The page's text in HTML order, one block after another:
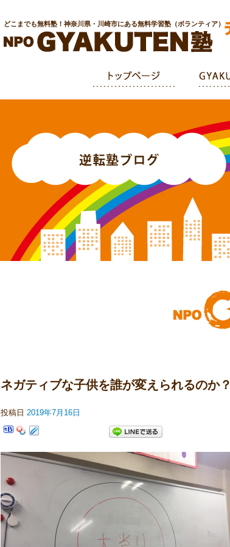
どこまでも無料塾！神奈川県・川崎市にある無料学習塾（ボランティア）
ネガティブな子供を誰が変えられるのか？
投稿日 2019年7月16日